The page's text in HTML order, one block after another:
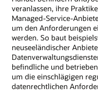
veranlassen, ihre
Managed-Service-
um den Anforderungen
werden. So baut
neuseeländischer
befindliche und
um die einschlägigen
datenrechtlichen